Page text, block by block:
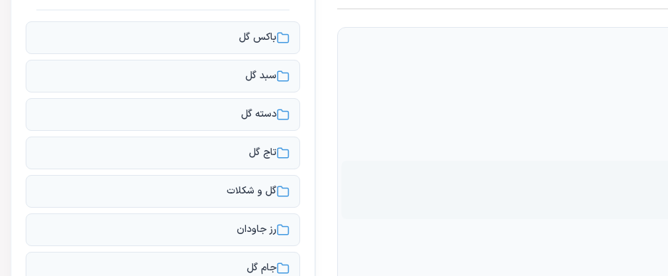
باکس گل
سبد گل
دسته گل
تاج گل
گل و شکلات
رز جاودان
جام گل